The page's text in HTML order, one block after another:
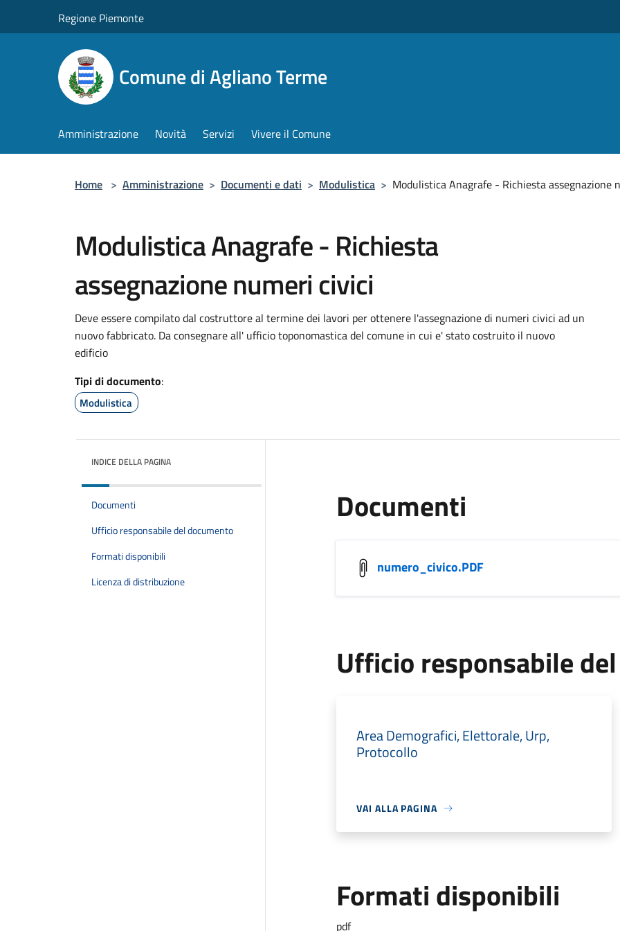
Regione Piemonte
Comune di Agliano Terme
Amministrazione Novità Servizi Vivere il Comune
Home > Amministrazione > Documenti e dati > Modulistica > Modulistica Anagrafe - Richiesta assegnazione
Modulistica Anagrafe - Richiesta
assegnazione numeri civici
Deve essere compilato dal costruttore al termine dei lavori per ottenere l'assegnazione di numeri civici ad un
nuovo fabbricato. Da consegnare all' ufficio toponomastica del comune in cui e' stato costruito il nuovo
edificio
Tipi di documento:
Modulistica
INDICE DELLA PAGINA
Documenti
Ufficio responsabile del documento
Formati disponibili
Licenza di distribuzione
Documenti
numero_civico.PDF
Ufficio responsabile
Area Demografici, Elettorale, Urp,
Protocollo
VAI ALLA PAGINA
Formati disponibili
pdf